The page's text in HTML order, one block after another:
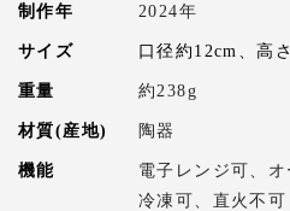
制作年 2024年
サイズ 口径約12cm、高
重量 約238g
材質(産地) 陶器
機能
電子レンジ可、
冷凍可、直火不可